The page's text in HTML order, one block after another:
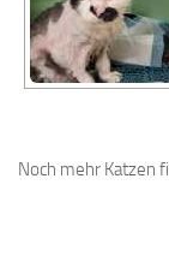
Noch mehr Katzen